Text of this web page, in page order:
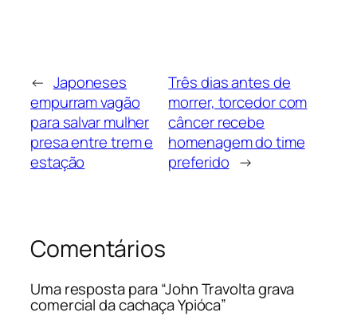
← Japoneses
empurram vagão
para salvar mulher
presa entre trem e
estação
Três dias antes de
morrer, torcedor com
câncer recebe
homenagem do time
preferido →
Comentários
Uma resposta para “John Travolta grava
comercial da cachaça Ypióca”